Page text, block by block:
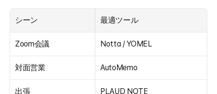
シーン 最適ツール
Zoom会議 Notta / YOMEL
対面営業 AutoMemo
出張 PLAUD NOTE